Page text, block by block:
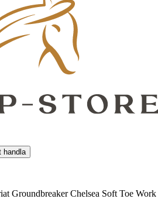
handla
Groundbreaker Chelsea Soft Toe Work